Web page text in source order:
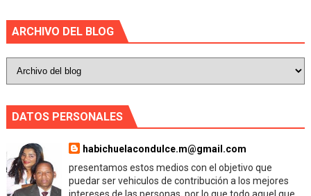
ARCHIVO DEL BLOG
DATOS PERSONALES
habichuelacondulce.m@gmail.com
presentamos estos medios con el objetivo que
puedar ser vehiculos de contribución a los mejores